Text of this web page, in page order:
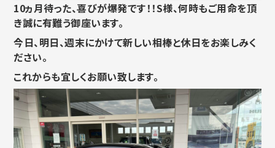
10ヵ月待った、喜びが爆発です！！S様、何時もご用命を頂
き誠に有難う御座います。
今日、明日、週末にかけて新しい相棒と休日をお楽しみく
ださい。
これからも宜しくお願い致します。